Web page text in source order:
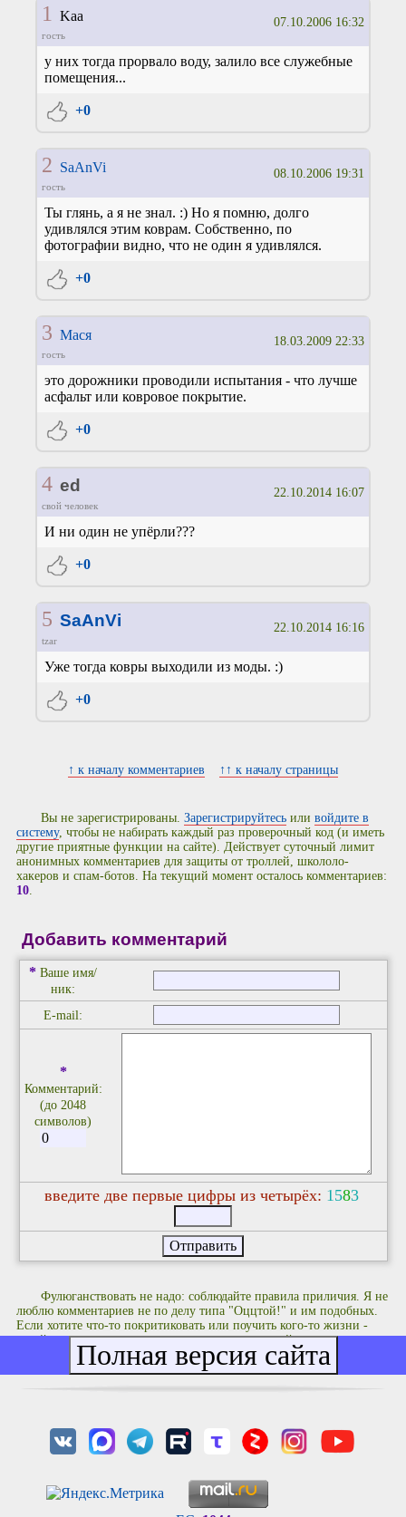
1 Kaa
гость
07.10.2006 16:32
у них тогда прорвало воду, залило все служебные
помещения...
+0
2 SaAnVi
гость
08.10.2006 19:31
Ты глянь, а я не знал. :) Но я помню, долго
удивлялся этим коврам. Собственно, по
фотографии видно, что не один я удивлялся.
+0
3 Мася
гость
18.03.2009 22:33
это дорожники проводили испытания - что лучше
асфальт или ковровое покрытие.
+0
4 ed
свой человек
22.10.2014 16:07
И ни один не упёрли???
+0
5 SaAnVi
tzar
22.10.2014 16:16
Уже тогда ковры выходили из моды. :)
+0
↑ к началу комментариев ↑↑ к началу страницы
Вы не зарегистрированы.Зарегистрируйтесь иливойдите в
систему, чтобы не набирать каждый раз проверочный код (и иметь
другие приятные функции на сайте). Действует суточный лимит
анонимных комментариев для защиты от троллей, школоло-
хакеров и спам-ботов. На текущий момент осталось комментариев:
10.
Добавить комментарий
* Ваше имя/
ник:
E-mail:
*
Комментарий:
(до 2048
символов)
введите две первые цифры из четырёх: 1583
Фулюганствовать не надо: соблюдайте правила приличия. Я не
люблю комментариев не по делу типа "Оццтой!" и им подобных.
Если хотите что-то покритиковать или поучить кого-то жизни -
делайте это с чувством, с толком и с расстановкой.